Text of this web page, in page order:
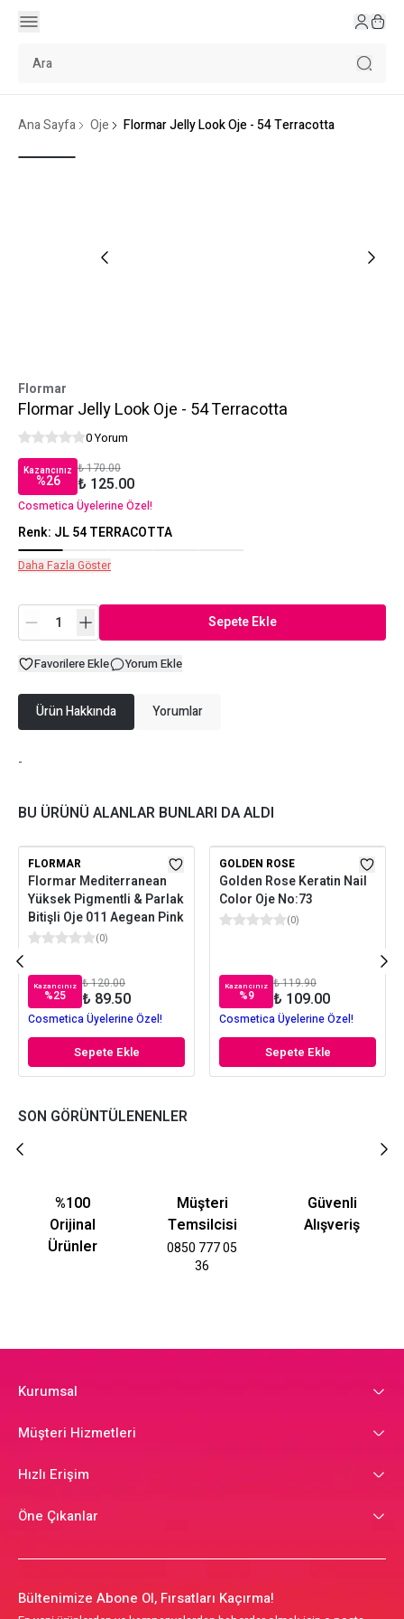
Ana Sayfa Oje Flormar Jelly Look Oje - 54 Terracotta
Flormar
Flormar Jelly Look Oje - 54 Terracotta
0 Yorum
Kazancınız
%26
₺ 170.00
₺ 125.00
Cosmetica Üyelerine Özel!
Renk: JL 54 TERRACOTTA
Daha Fazla Göster
Sepete Ekle
Favorilere Ekle Yorum Ekle
Ürün Hakkında Yorumlar
-
BU ÜRÜNÜ ALANLAR BUNLARI DA ALDI
FLORMAR
Flormar Mediterranean
Yüksek Pigmentli & Parlak
Bitişli Oje 011 Aegean Pink
(0)
Kazancınız
%25
₺ 120.00
₺ 89.50
Cosmetica Üyelerine Özel!
Sepete Ekle
GOLDEN ROSE
Golden Rose Keratin Nail
Color Oje No:73
(0)
Kazancınız
%9
₺ 119.90
₺ 109.00
Cosmetica Üyelerine Özel!
Sepete Ekle
SON GÖRÜNTÜLENENLER
%100
Orijinal
Ürünler
Müşteri
Temsilcisi
0850 777 05
36
Güvenli
Alışveriş
Kurumsal
Müşteri Hizmetleri
Hızlı Erişim
Öne Çıkanlar
Bültenimize Abone Ol, Fırsatları Kaçırma!